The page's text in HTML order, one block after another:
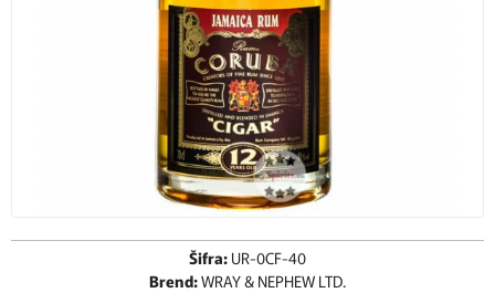
Šifra: UR-0CF-40
Brend:WRAY & NEPHEW LTD.